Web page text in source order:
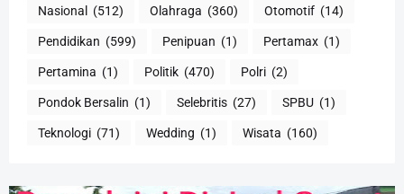
Nasional (512) Olahraga (360) Otomotif (14)
Pendidikan (599) Penipuan (1) Pertamax (1)
Pertamina (1) Politik (470) Polri (2)
Pondok Bersalin (1) Selebritis (27) SPBU (1)
Teknologi (71) Wedding (1) Wisata (160)